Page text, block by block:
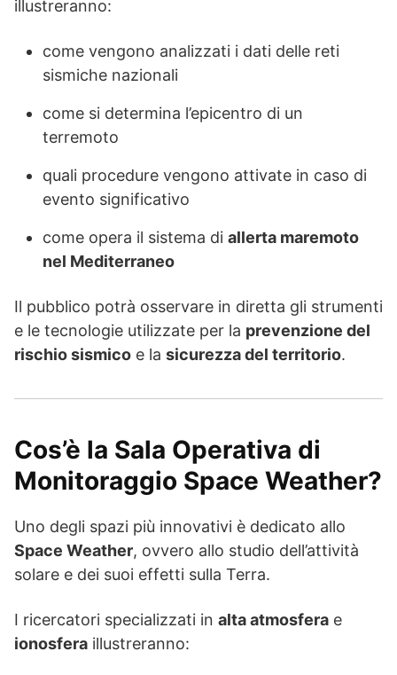
illustreranno:
come vengono analizzati i dati delle reti
sismiche nazionali
come si determina l’epicentro di un
terremoto
quali procedure vengono attivate in caso di
evento significativo
come opera il sistema di allerta maremoto
nel Mediterraneo
Il pubblico potrà osservare in diretta gli strumenti
e le tecnologie utilizzate per la prevenzione del
rischio sismico e la sicurezza del territorio.
Cos’è la Sala Operativa di
Monitoraggio Space Weather?
Uno degli spazi più innovativi è dedicato allo
Space Weather, ovvero allo studio dell’attività
solare e dei suoi effetti sulla Terra.
I ricercatori specializzati in alta atmosfera e
ionosfera illustreranno: